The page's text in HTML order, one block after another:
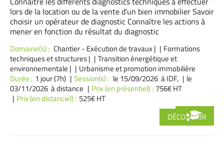
lors de la location ou de la vente d’un bien immobilier Savoir
choisir un opérateur de diagnostic Connaître les actions à
mener en fonction du résultat du diagnostic
Domaine(s) : Chantier - Exécution de travaux|
Formations
techniques et structures|
Transition énergétique et
environnementale |
Urbanisme et promotion immobilière
Durée : 1 jour (7h) Session(s) : le 15/09/2026 à IDF,
le
03/11/2026 à distance
Prix (en présentiel) : 756€ HT
Prix (en distanciel) : 525€ HT
DÉCOUVRIR